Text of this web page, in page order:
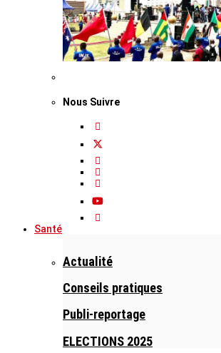
Nous Suivre
Santé
Actualité
Conseils pratiques
Publi-reportage
ELECTIONS 2025